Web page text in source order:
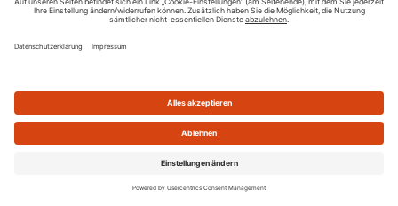
Nach intensiven Verhandlungen haben die
arbeitgeberseitige Verhandlungsgemeinschaft Zeitarbeit
(VGZ) im Gesamtverband der Personaldienstleister (GVP)
und die Tarifgemeinschaft Leiharbeit des Deutschen...
Ranking: Top 50 Personaldienstleister des
Mittelstandes
Das Magazin Markt und Mittelstand hat ein Ranking
erstellt, welches die Top 50 Personaldienstleister des
Mittelstandes kürt. Dieses Ranking wird angeführt von,